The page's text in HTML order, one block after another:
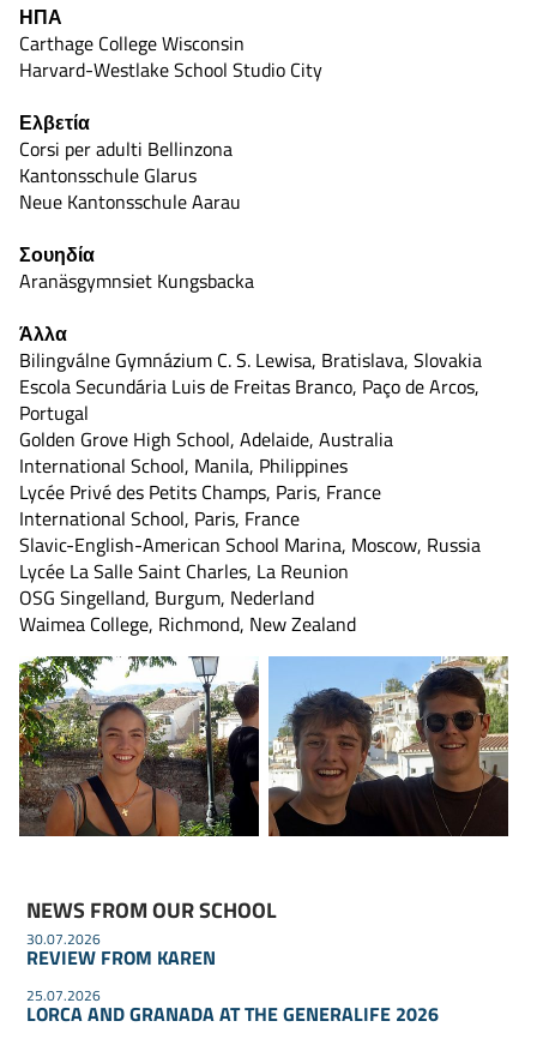
ΗΠΑ
Carthage College Wisconsin
Harvard-Westlake School Studio City
Ελβετία
Corsi per adulti Bellinzona
Kantonsschule Glarus
Neue Kantonsschule Aarau
Σουηδία
Aranäsgymnsiet Kungsbacka
Άλλα
Bilingválne Gymnázium C. S. Lewisa, Bratislava, Slovakia
Escola Secundária Luis de Freitas Branco, Paço de Arcos,
Portugal
Golden Grove High School, Adelaide, Australia
International School, Manila, Philippines
Lycée Privé des Petits Champs, Paris, France
International School, Paris, France
Slavic-English-American School Marina, Moscow, Russia
Lycée La Salle Saint Charles, La Reunion
OSG Singelland, Burgum, Nederland
Waimea College, Richmond, New Zealand
NEWS FROM OUR SCHOOL
30.07.2026
REVIEW FROM KAREN
25.07.2026
LORCA AND GRANADA AT THE GENERALIFE 2026